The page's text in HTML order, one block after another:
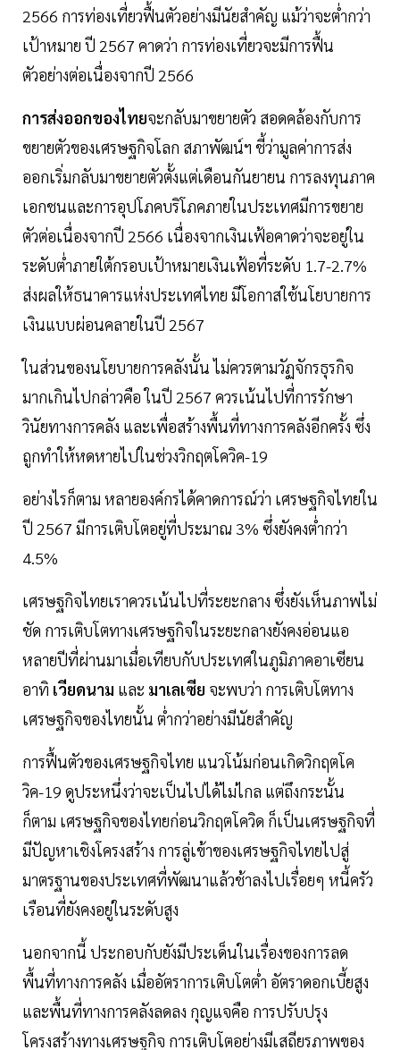
2566 การท่องเที่ยวฟื้นตัวอย่างมีนัยสำคัญ แม้ว่าจะต่ำกว่า
เป้าหมาย ปี 2567 คาดว่า การท่องเที่ยวจะมีการฟื้น
ตัวอย่างต่อเนื่องจากปี 2566
การส่งออกของไทยจะกลับมาขยายตัว สอดคล้องกับการ
ขยายตัวของเศรษฐกิจโลก สภาพัฒน์ฯ ชี้ว่ามูลค่าการส่ง
ออกเริ่มกลับมาขยายตัวตั้งแต่เดือนกันยายน การลงทุนภาค
เอกชนและการอุปโภคบริโภคภายในประเทศมีการขยาย
ตัวต่อเนื่องจากปี 2566 เนื่องจากเงินเฟ้อคาดว่าจะอยู่ใน
ระดับต่ำภายใต้กรอบเป้าหมายเงินเฟ้อที่ระดับ 1.7-2.7%
ส่งผลให้ธนาคารแห่งประเทศไทย มีโอกาสใช้นโยบายการ
เงินแบบผ่อนคลายในปี 2567
ในส่วนของนโยบายการคลังนั้น ไม่ควรตามวัฏจักรธุรกิจ
มากเกินไปกล่าวคือ ในปี 2567 ควรเน้นไปที่การรักษา
วินัยทางการคลัง และเพื่อสร้างพื้นที่ทางการคลังอีกครั้ง ซึ่ง
ถูกทำให้หดหายไปในช่วงวิกฤตโควิค-19
อย่างไรก็ตาม หลายองค์กรได้คาดการณ์ว่า เศรษฐกิจไทยใน
ปี 2567 มีการเติบโตอยู่ที่ประมาณ 3% ซึ่งยังคงต่ำกว่า
4.5%
เศรษฐกิจไทยเราควรเน้นไปที่ระยะกลาง ซึ่งยังเห็นภาพไม่
ชัด การเติบโตทางเศรษฐกิจในระยะกลางยังคงอ่อนแอ
หลายปีที่ผ่านมาเมื่อเทียบกับประเทศในภูมิภาคอาเซียน
อาทิ เวียดนาม และ มาเลเซีย จะพบว่า การเติบโตทาง
เศรษฐกิจของไทยนั้น ต่ำกว่าอย่างมีนัยสำคัญ
การฟื้นตัวของเศรษฐกิจไทย แนวโน้มก่อนเกิดวิกฤตโค
วิค-19 ดูประหนึ่งว่าจะเป็นไปได้ไม่ไกล แต่ถึงกระนั้น
ก็ตาม เศรษฐกิจของไทยก่อนวิกฤตโควิด ก็เป็นเศรษฐกิจที่
มีปัญหาเชิงโครงสร้าง การลู่เข้าของเศรษฐกิจไทยไปสู่
มาตรฐานของประเทศที่พัฒนาแล้วช้าลงไปเรื่อยๆ หนี้ครัว
เรือนที่ยังคงอยู่ในระดับสูง
นอกจากนี้ ประกอบกับยังมีประเด็นในเรื่องของการลด
พื้นที่ทางการคลัง เมื่ออัตราการเติบโตต่ำ อัตราดอกเบี้ยสูง
และพื้นที่ทางการคลังลดลง กุญแจคือ การปรับปรุง
โครงสร้างทางเศรษฐกิจ การเติบโตอย่างมีเสถียรภาพของ